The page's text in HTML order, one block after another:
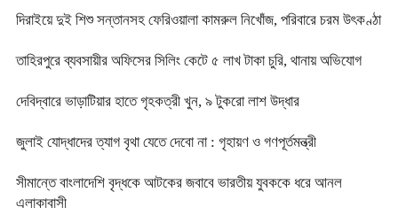
দিরাইয়ে দুই শিশু সন্তানসহ ফেরিওয়ালা কামরুল নিখোঁজ, পরিবারে চরম উৎকণ্ঠা
তাহিরপুরে ব্যবসায়ীর অফিসের সিলিং কেটে ৫ লাখ টাকা চুরি, থানায় অভিযোগ
দেবিদ্বারে ভাড়াটিয়ার হাতে গৃহকত্রী খুন, ৯ টুকরো লাশ উদ্ধার
জুলাই যোদ্ধাদের ত্যাগ বৃথা যেতে দেবো না : গৃহায়ণ ও গণপূর্তমন্ত্রী
সীমান্তে বাংলাদেশি বৃদ্ধকে আটকের জবাবে ভারতীয় যুবককে ধরে আনল
এলাকাবাসী